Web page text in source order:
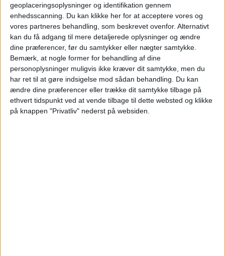
geoplaceringsoplysninger og identifikation gennem
enhedsscanning. Du kan klikke her for at acceptere vores og
vores partneres behandling, som beskrevet ovenfor. Alternativt
kan du få adgang til mere detaljerede oplysninger og ændre
dine præferencer, før du samtykker eller nægter samtykke.
Bemærk, at nogle former for behandling af dine
personoplysninger muligvis ikke kræver dit samtykke, men du
har ret til at gøre indsigelse mod sådan behandling.
Du kan
ændre dine præferencer eller trække dit samtykke tilbage på
ethvert tidspunkt ved at vende tilbage til dette websted og klikke
på knappen "Privatliv" nederst på websiden.
Atlanta er stadig verdens
travleste lufthavn